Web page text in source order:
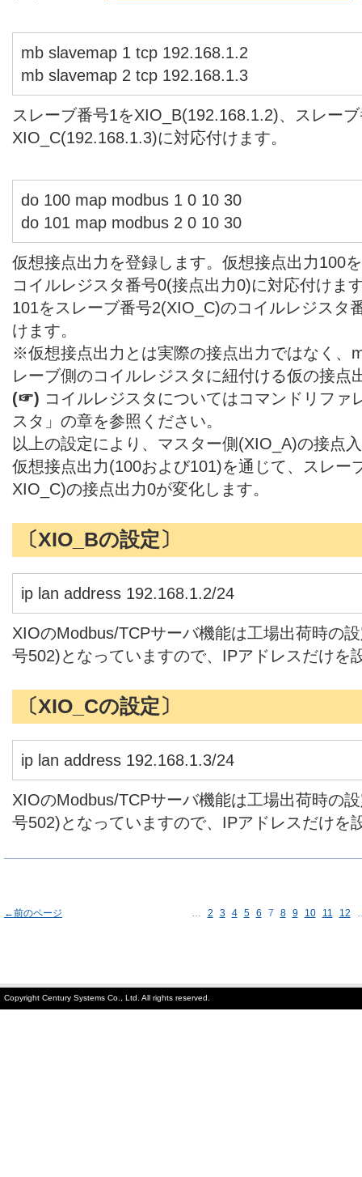
mb slavemap 1 tcp 192.168.1.2
mb slavemap 2 tcp 192.168.1.3
スレーブ番号1をXIO_B(192.168.1.2)、スレー
XIO_C(192.168.1.3)に対応付けます。
do 100 map modbus 1 0 10 30
do 101 map modbus 2 0 10 30
仮想接点出力を登録します。仮想接点出力100
コイルレジスタ番号0(接点出力0)に対応付けま
101をスレーブ番号2(XIO_C)のコイルレジスタ
けます。
※仮想接点出力とは実際の接点出力ではなく、
レーブ側のコイルレジスタに紐付ける仮の接点
(☞) コイルレジスタについてはコマンドリファ
スタ」の章を参照ください。
以上の設定により、マスター側(XIO_A)の接点
仮想接点出力(100および101)を通じて、スレー
XIO_C)の接点出力0が変化します。
〔XIO_Bの設定〕
ip lan address 192.168.1.2/24
XIOのModbus/TCPサーバ機能は工場出荷時の
号502)となっていますので、IPアドレスだけを
〔XIO_Cの設定〕
ip lan address 192.168.1.3/24
XIOのModbus/TCPサーバ機能は工場出荷時の
号502)となっていますので、IPアドレスだけを
←前のページ … 2 3 4 5 6 7 8 9 10 11 12
Copyright Century Systems Co., Ltd. All rights reserved.